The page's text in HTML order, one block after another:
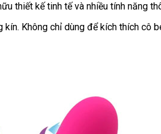
thiết kế tinh tếhàng
Hiệu
và nhiều tính năng
kínnhận
. Không chỉ dùng đổi
để kích thích cô